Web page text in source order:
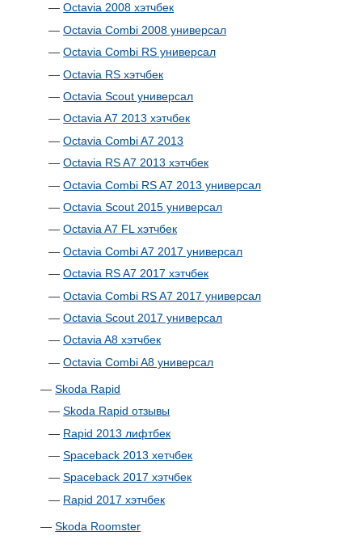
—Octavia 2008 хэтчбек
—Octavia Combi 2008 универсал
—Octavia Combi RS универсал
—Octavia RS хэтчбек
—Octavia Scout универсал
—Octavia A7 2013 хэтчбек
—Octavia Combi A7 2013
—Octavia RS A7 2013 хэтчбек
—Octavia Combi RS A7 2013 универсал
—Octavia Scout 2015 универсал
—Octavia A7 FL хэтчбек
—Octavia Combi A7 2017 универсал
—Octavia RS A7 2017 хэтчбек
—Octavia Combi RS A7 2017 универсал
—Octavia Scout 2017 универсал
—Octavia A8 хэтчбек
—Octavia Combi A8 универсал
—Skoda Rapid
—Skoda Rapid отзывы
— Rapid 2013 лифтбек
—Spaceback 2013 хетчбек
—Spaceback 2017 хэтчбек
— Rapid 2017 хэтчбек
—Skoda Roomster